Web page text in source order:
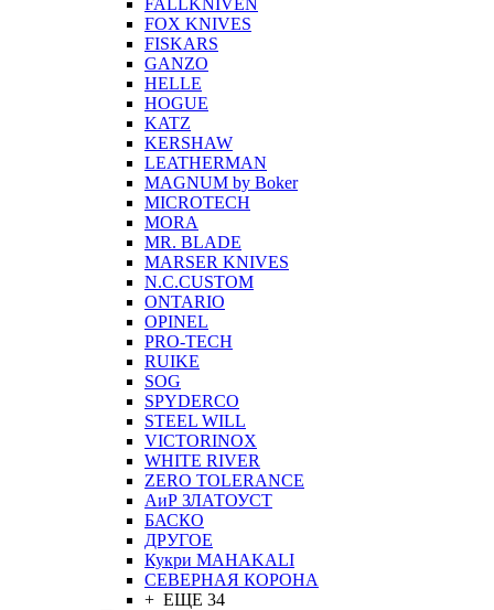
FALLKNIVEN
FOX KNIVES
FISKARS
GANZO
HELLE
HOGUE
KATZ
KERSHAW
LEATHERMAN
MAGNUM by Boker
MICROTECH
MORA
MR. BLADE
MARSER KNIVES
N.C.CUSTOM
ONTARIO
OPINEL
PRO-TECH
RUIKE
SOG
SPYDERCO
STEEL WILL
VICTORINOX
WHITE RIVER
ZERO TOLERANCE
АиР ЗЛАТОУСТ
БАСКО
ДРУГОЕ
Кукри MAHAKALI
СЕВЕРНАЯ КОРОНА
+ ЕЩЕ 34